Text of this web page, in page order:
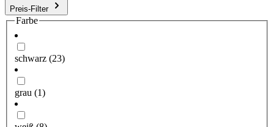
Preis-Filter
Farbe
schwarz (23)
grau (1)